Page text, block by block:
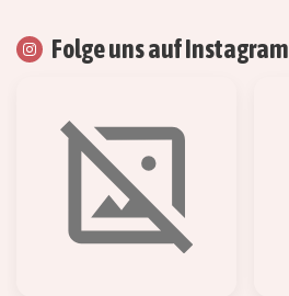
Folge uns auf Instagram